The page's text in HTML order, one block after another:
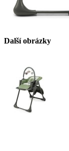
Další obrázky